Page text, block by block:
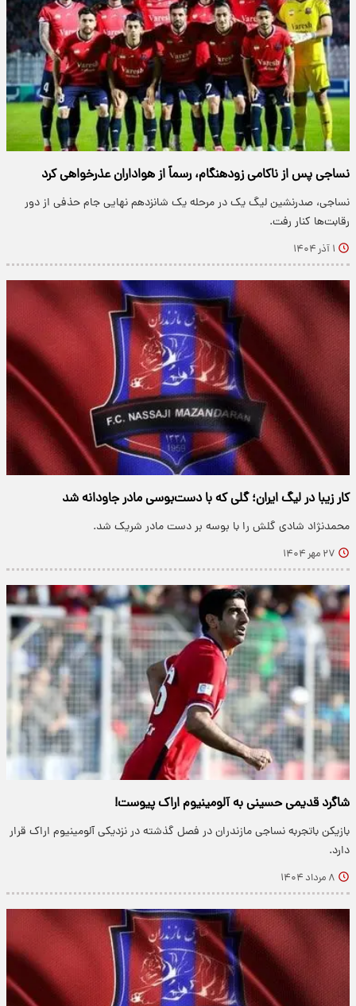
نساجی پس از ناکامی زودهنگام، رسماً از هواداران عذرخواهی کرد
نساجی، صدرنشین لیگ یک در مرحله یک شانزدهم نهایی جام حذفی از دور
رقابت‌ها کنار رفت.
۱ آذر ۱۴۰۴
کار زیبا در لیگ ایران؛ گلی که با دست‌بوسی مادر جاودانه شد
محمدنژاد شادی گلش را با بوسه بر دست مادر شریک شد.
۲۷ مهر ۱۴۰۴
شاگرد قدیمی حسینی به آلومینیوم اراک پیوست!
بازیکن باتجربه نساجی مازندران در فصل گذشته در نزدیکی آلومینیوم اراک قرار
دارد.
۸ مرداد ۱۴۰۴